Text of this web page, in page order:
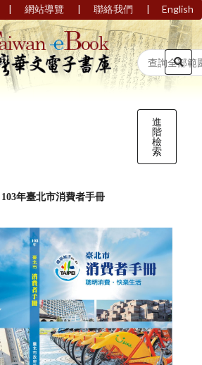
| 網站導覽 | 聯絡我們 | English
進
階
檢
索
103年臺北市消費者手冊